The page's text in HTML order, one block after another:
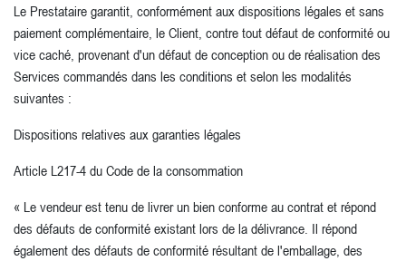
Le Prestataire garantit, conformément aux dispositions légales et sans
paiement complémentaire, le Client, contre tout défaut de conformité ou
vice caché, provenant d'un défaut de conception ou de réalisation des
Services commandés dans les conditions et selon les modalités
suivantes :
Dispositions relatives aux garanties légales
Article L217-4 du Code de la consommation
« Le vendeur est tenu de livrer un bien conforme au contrat et répond
des défauts de conformité existant lors de la délivrance. Il répond
également des défauts de conformité résultant de l'emballage, des